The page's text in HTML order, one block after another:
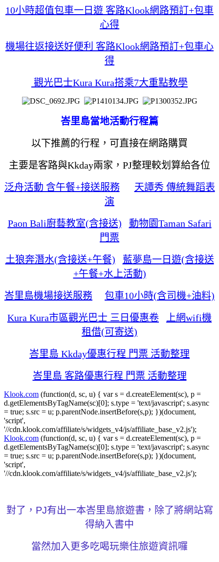
10小時超值包車一日遊 客路Klook網路預訂+包車
心得
機場往返接送好便利 客路Klook網路預訂+包車心
得
觀光巴士Kura Kura搭乘7大重點教學
峇里島當地活動行程篇
以下推薦的行程，可直接在網路購買
主要是客路與Kkday兩家，PJ整理較划算給各位
泛舟活動 含午餐+接送服務
天譚秀 傳統舞蹈表
演
Paon Bali廚藝教室(含接送)
動物園Taman Safari
門票
土狼奔潛水(含接送+午餐)
藍夢島一日遊(含接送
+午餐+水上活動)
峇里島機場接送服務 包車10小時(含司機+油料)
Kura Kura市區觀光巴士 三日優惠卷
上網wifi機
租借(可寄送)
峇里島 Kkday優惠行程 門票 活動整理
峇里島 客路優惠行程 門票 活動整理
Klook.com (function(d, sc, u) { var s = d.createElement(sc), p =
d.getElementsByTagName(sc)[0]; s.type = 'text/javascript'; s.async
= true; s.src = u; p.parentNode.insertBefore(s,p); })(document,
'script',
'//cdn.klook.com/affiliate/s/widgets_v4/js/affiliate_base_v2.js');
Klook.com (function(d, sc, u) { var s = d.createElement(sc), p =
d.getElementsByTagName(sc)[0]; s.type = 'text/javascript'; s.async
= true; s.src = u; p.parentNode.insertBefore(s,p); })(document,
'script',
'//cdn.klook.com/affiliate/s/widgets_v4/js/affiliate_base_v2.js');
對了，PJ有出一本峇里島旅遊書，除了將網站寫
得納入書中
當然加入更多吃喝玩樂住旅遊資訊囉